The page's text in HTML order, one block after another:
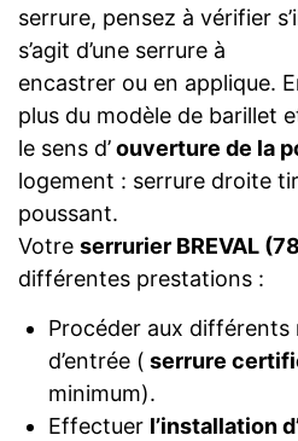
serrure, pensez à vérifier
s’agit d’une serrure à
encastrer ou en applique.
plus du modèle de barillet
le sens d’ouverture de la
logement : serrure droite
poussant.
Votre serrurier BREVAL
différentes prestations :
Procéder aux différents
d’entrée ( serrure
minimum).
Effectuer l’installation